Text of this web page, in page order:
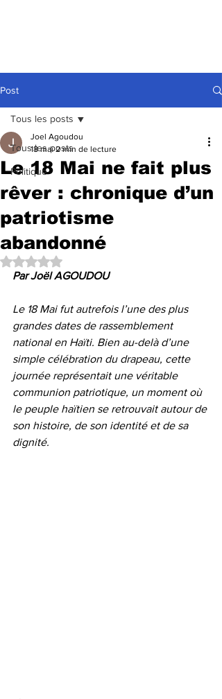
Post
Tous les posts
Politique
Tous les posts
Le 18 Mai ne fait plus
rêver : chronique d’un
patriotisme
abandonné
Joel Agoudou
18 mai 2 min de lecture
Noté NaN étoiles sur 5.
Par Joël AGOUDOU
Le 18 Mai fut autrefois l’une des plus
grandes dates de rassemblement
national en Haïti. Bien au-delà d’une
simple célébration du drapeau, cette
journée représentait une véritable
communion patriotique, un moment où
le peuple haïtien se retrouvait autour de
son histoire, de son identité et de sa
dignité.